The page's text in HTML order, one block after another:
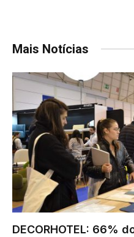
Mais Notícias
DECORHOTEL: 66%